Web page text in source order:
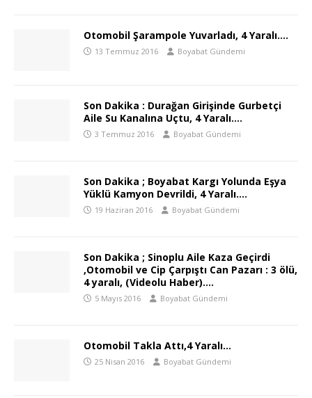
Otomobil Şarampole Yuvarladı, 4 Yaralı….
13 Temmuz 2016 Boyabat Gündemi
Son Dakika : Durağan Girişinde Gurbetçi
Aile Su Kanalına Uçtu, 4 Yaralı….
3 Temmuz 2016 Boyabat Gündemi
Son Dakika ; Boyabat Kargı Yolunda Eşya
Yüklü Kamyon Devrildi, 4 Yaralı….
19 Haziran 2016 Boyabat Gündemi
Son Dakika ; Sinoplu Aile Kaza Geçirdi
,Otomobil ve Cip Çarpıştı Can Pazarı : 3 ölü,
4 yaralı, (Videolu Haber)….
5 Mayıs 2016 Boyabat Gündemi
Otomobil Takla Attı,4 Yaralı…
25 Nisan 2016 Boyabat Gündemi